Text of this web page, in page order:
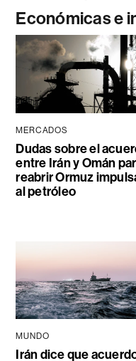
Económicas e
MERCADOS
Dudas sobre el
entre Irán y Omán
reabrir Ormuz
al petróleo
MUNDO
Irán dice que